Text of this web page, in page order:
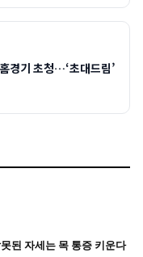
경기 초청…‘초대드림’
된 자세는 목 통증 키운다